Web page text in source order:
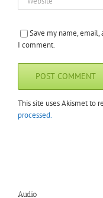
Save my name,
I comment.
This site uses Akismet to
processed.
Audio